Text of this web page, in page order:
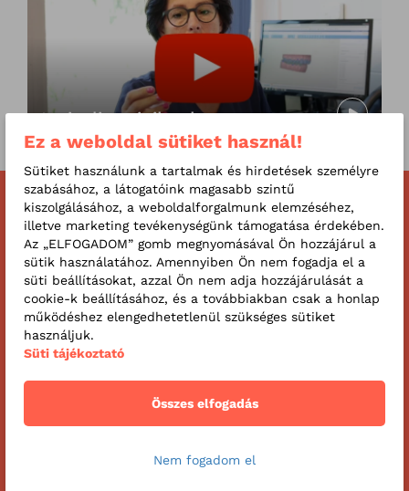
Invisalign tiniknek
Kérdése lenne időpontfoglalás előtt?
Ha bizonytalan, milyen orvoshoz, milyen vizsgálatra foglaljon
időpontot, segítünk! Kérjen ingyenes visszahívást
kollégánktól, aki panaszai alapján segít megtalálni a
megfelelő szakorvost.
Mikor hívjuk vissza?
Ez a weboldal sütiket használ!
Sütiket használunk a tartalmak és hirdetések személyre
szabásához, a látogatóink magasabb szintű
kiszolgálásához, a weboldalforgalmunk elemzéséhez,
illetve marketing tevékenységünk támogatása érdekében.
Az „ELFOGADOM” gomb megnyomásával Ön hozzájárul a
sütik használatához. Amennyiben Ön nem fogadja el a
süti beállításokat, azzal Ön nem adja hozzájárulását a
cookie-k beállításához, és a továbbiakban csak a honlap
működéshez elengedhetetlenül szükséges sütiket
használjuk.
Süti tájékoztató
Összes elfogadás
Nem fogadom el